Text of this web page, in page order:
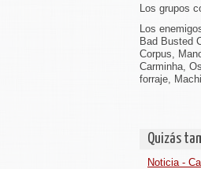
Los grupos
Los
Bad Busted
Corpus,
Carminha,
forraje,
Quizás
Noticia -